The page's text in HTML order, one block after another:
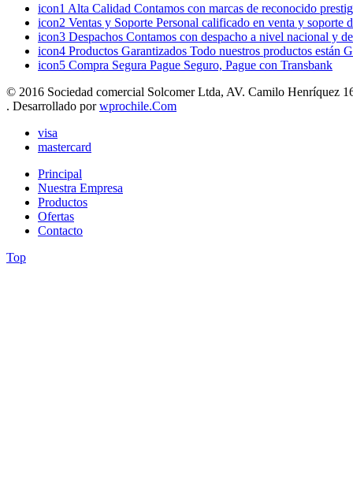
icon1 Alta Calidad Contamos con marcas de reconocido
icon2 Ventas y Soporte Personal calificado en venta y soporte
icon3 Despachos Contamos con despacho a nivel nacional y
icon4 Productos Garantizados Todo nuestros productos están
icon5 Compra Segura Pague Seguro, Pague con Transbank
© 2016 Sociedad comercial Solcomer Ltda, AV. Camilo Henríquez
. Desarrollado porwprochile.Com
visa
mastercard
Principal
Nuestra Empresa
Productos
Ofertas
Contacto
Top